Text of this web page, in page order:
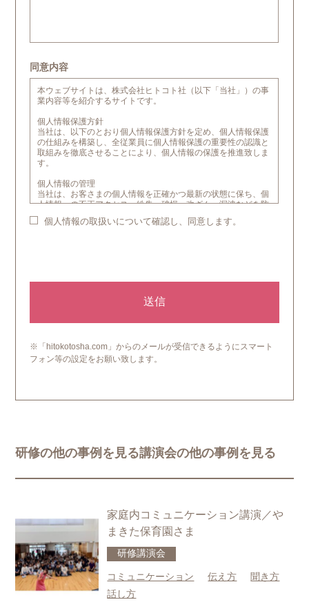
同意内容
本ウェブサイトは、株式会社ヒトコト社（以下「当社」）の事
業内容等を紹介するサイトです。
個人情報保護方針
当社は、以下のとおり個人情報保護方針を定め、個人情報保護
の仕組みを構築し、全従業員に個人情報保護の重要性の認識と
取組みを徹底させることにより、個人情報の保護を推進致しま
す。
個人情報の管理
当社は、お客さまの個人情報を正確かつ最新の状態に保ち、個
人情報への不正アクセス・紛失・破損・改ざん・漏洩などを防
止するため、セキュリティシステムの維持・管理体制の整備・
社員教育の徹底等の必要な措置を講じ、安全対策を実施し、個
目的以外では利用いたしません。お客さまからお預かりした個
人情報は、当社からのご連絡や業務のご案内やご質問に対する
当社は、お客さまよりお預かりした個人情報を適切に管理し、
次のいずれかに該当する場合を除き、個人情報を第三者に開示
委託する業者に対して開示する場合
法令、規範の遵守と見直し
当社は、保有する個人情報に関して適用される日本の法令、そ
の他規範を遵守するとともに、本ポリシーの内容を適宜見直
し、その改善に努めます。
お問い合せ
当社の個人情報の取扱に関するお問い合せは下記までご連絡く
ださい。
個人情報の取扱いについて確認し、同意します。
※「hitokotosha.com」からのメールが受信できるようにスマート
フォン等の設定をお願い致します。
研修の他の事例を見る講演会の他の事例を見る
家庭内コミュニケーション講演／や
まきた保育園さま
研修講演会
コミュニケーション 伝え方
聞き方
話し方